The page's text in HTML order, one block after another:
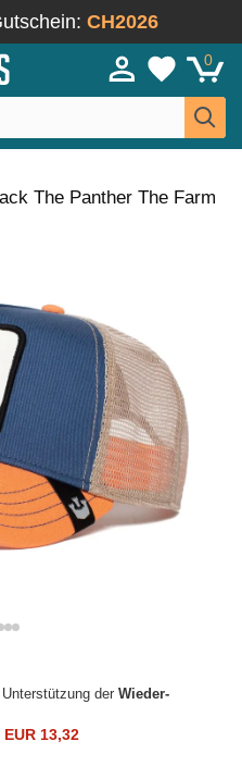
CH2026
0
The Panther The Farm
der Wieder-
EUR 13,32